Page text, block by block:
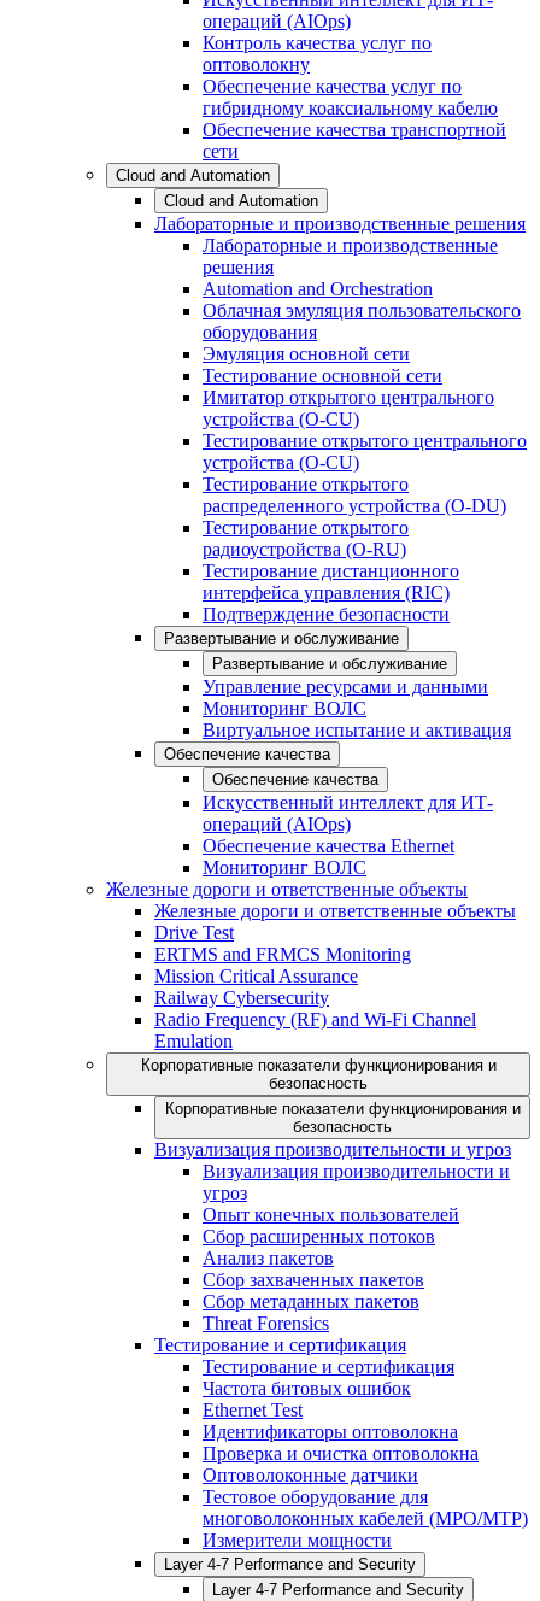
операций (AIOps)
Контроль качества услуг по
оптоволокну
Обеспечение качества услуг по
гибридному коаксиальному кабелю
Обеспечение качества транспортной
сети
Cloud and Automation
Cloud and Automation
Лабораторные и производственные решения
Лабораторные и производственные
решения
Automation and Orchestration
Облачная эмуляция пользовательского
оборудования
Эмуляция основной сети
Тестирование основной сети
Имитатор открытого центрального
устройства (O-CU)
Тестирование открытого центрального
устройства (O-CU)
Тестирование открытого
распределенного устройства (O-DU)
Тестирование открытого
радиоустройства (O-RU)
Тестирование дистанционного
интерфейса управления (RIC)
Подтверждение безопасности
Развертывание и обслуживание
Развертывание и обслуживание
Управление ресурсами и данными
Мониторинг ВОЛС
Виртуальное испытание и активация
Обеспечение качества
Обеспечение качества
Искусственный интеллект для ИТ-
операций (AIOps)
Обеспечение качества Ethernet
Мониторинг ВОЛС
Железные дороги и ответственные объекты
Железные дороги и ответственные объекты
Drive Test
ERTMS and FRMCS Monitoring
Mission Critical Assurance
Railway Cybersecurity
Radio Frequency (RF) and Wi-Fi Channel
Emulation
Корпоративные показатели функционирования и
безопасность
Корпоративные показатели функционирования и
безопасность
Визуализация производительности и угроз
Визуализация производительности и
угроз
Опыт конечных пользователей
Сбор расширенных потоков
Анализ пакетов
Сбор захваченных пакетов
Сбор метаданных пакетов
Threat Forensics
Тестирование и сертификация
Тестирование и сертификация
Частота битовых ошибок
Ethernet Test
Идентификаторы оптоволокна
Проверка и очистка оптоволокна
Оптоволоконные датчики
Тестовое оборудование для
многоволоконных кабелей (MPO/MTP)
Измерители мощности
Layer 4-7 Performance and Security
Layer 4-7 Performance and Security